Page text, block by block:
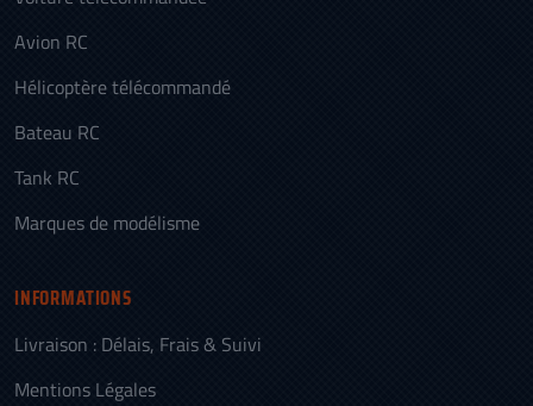
Avion RC
Hélicoptère télécommandé
Bateau RC
Tank RC
Marques de modélisme
INFORMATIONS
Livraison : Délais, Frais & Suivi
Mentions Légales